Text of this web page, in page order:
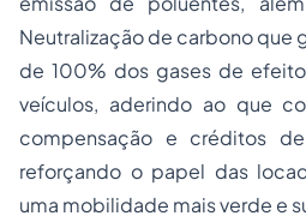
Neutralização de carbono que
de 100% dos gases de
veículos, aderindo ao que
compensação e créditos
reforçando o papel das
uma mobilidade mais verde e